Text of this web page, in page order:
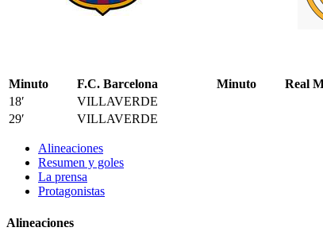
Minuto F.C. Barcelona Minuto
Real
18′
VILLAVERDE
29′
VILLAVERDE
Alineaciones
Resumen y goles
La prensa
Protagonistas
Alineaciones